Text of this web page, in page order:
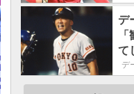
デ
て
デ